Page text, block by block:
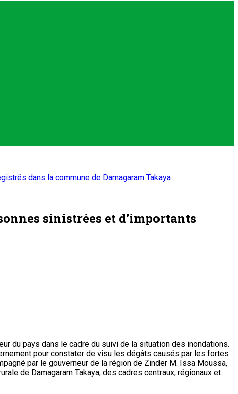
dans la commune de Damagaram Takaya
sinistrées et d’importants
du pays dans le cadre du suivi de la situation des inondations.
pour constater de visu les dégâts causés par les fortes
par le gouverneur de la région de Zinder M. Issa Moussa,
de Damagaram Takaya, des cadres centraux, régionaux et